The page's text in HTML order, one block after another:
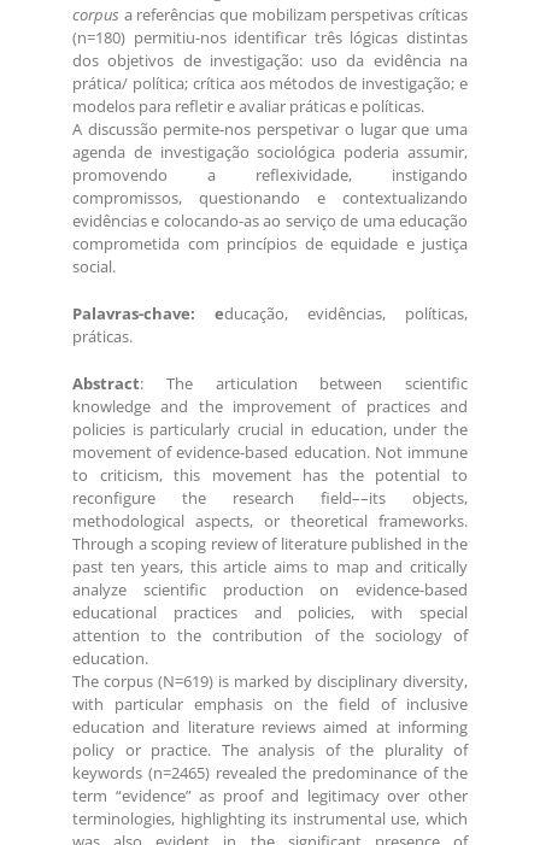
corpus a referências que mobilizam perspetivas críticas
(n=180) permitiu-nos identificar três lógicas distintas
dos objetivos de investigação: uso da evidência na
prática/ política; crítica aos métodos de investigação; e
modelos para refletir e avaliar práticas e políticas.
A discussão permite-nos perspetivar o lugar que uma
agenda de investigação sociológica poderia assumir,
promovendo a reflexividade, instigando
compromissos, questionando e contextualizando
evidências e colocando-as ao serviço de uma educação
comprometida com princípios de equidade e justiça
social.
Palavras-chave: educação, evidências, políticas,
práticas.
Abstract: The articulation between scientific
knowledge and the improvement of practices and
policies is particularly crucial in education, under the
movement of evidence-based education. Not immune
to criticism, this movement has the potential to
reconfigure the research field––its objects,
methodological aspects, or theoretical frameworks.
Through a scoping review of literature published in the
past ten years, this article aims to map and critically
analyze scientific production on evidence-based
educational practices and policies, with special
attention to the contribution of the sociology of
education.
The corpus (N=619) is marked by disciplinary diversity,
with particular emphasis on the field of inclusive
education and literature reviews aimed at informing
policy or practice. The analysis of the plurality of
keywords (n=2465) revealed the predominance of the
term “evidence” as proof and legitimacy over other
terminologies, highlighting its instrumental use, which